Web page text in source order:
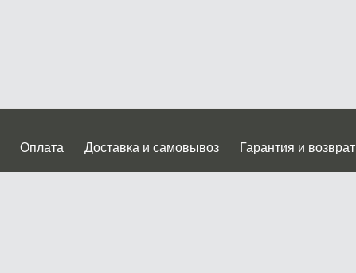
Оплата Доставка и самовывоз Гарантия и возврат